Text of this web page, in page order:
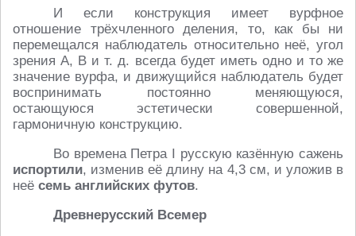
И если конструкция имеет вурфное
отношение трёхчленного деления, то, как бы ни
перемещался наблюдатель относительно неё, угол
зрения А, В и т. д. всегда будет иметь одно и то же
значение вурфа, и движущийся наблюдатель будет
воспринимать постоянно меняющуюся,
остающуюся эстетически совершенной,
гармоничную конструкцию.
Во времена Петра I русскую казённую сажень
испортили, изменив её длину на 4,3 см, и уложив в
неё семь английских футов.
Древнерусский Всемер